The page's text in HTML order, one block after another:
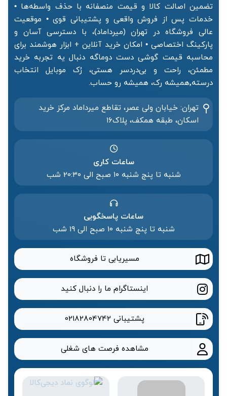
تضمین اصالت کالا و قیمت منصفانه با حذف واسطه‌ها •
خدمات پس از فروش واقعی و پشتیبانی قوی • موقعیت
عالی فروشگاه در تهران (میرداماد)، با دسترسی آسان و
پارکینگ اختصاصی • امکان خرید آنلاین + ابزار هوشمند برای
محاسبه قیمت گوشی دست دوماگه دنبال یه تجربه خرید
مطمئن، راحت و بی‌دردسر هستی، رُک موبایل انتخاب
درسته٬همیشه رک، همیشه رو حساب.
تهران: خیابان ولی عصر، تقاطع میرداماد مرکز خرید‌
اسکان، طبقه همکف، پلاک۱۶
ساعات کاری
شنبه تا پنج شنبه ۱۰ صبح الی 20:۳۰ شب
ساعات پاسخگویی
شنبه تا پنج شنبه 10 صبح الی 19 شب
مسیریابی تا فروشگاه
اینستاگرام ما را دنبال کنید
پشتیبانی 02182804742
مشاهده فرصت های شغلی